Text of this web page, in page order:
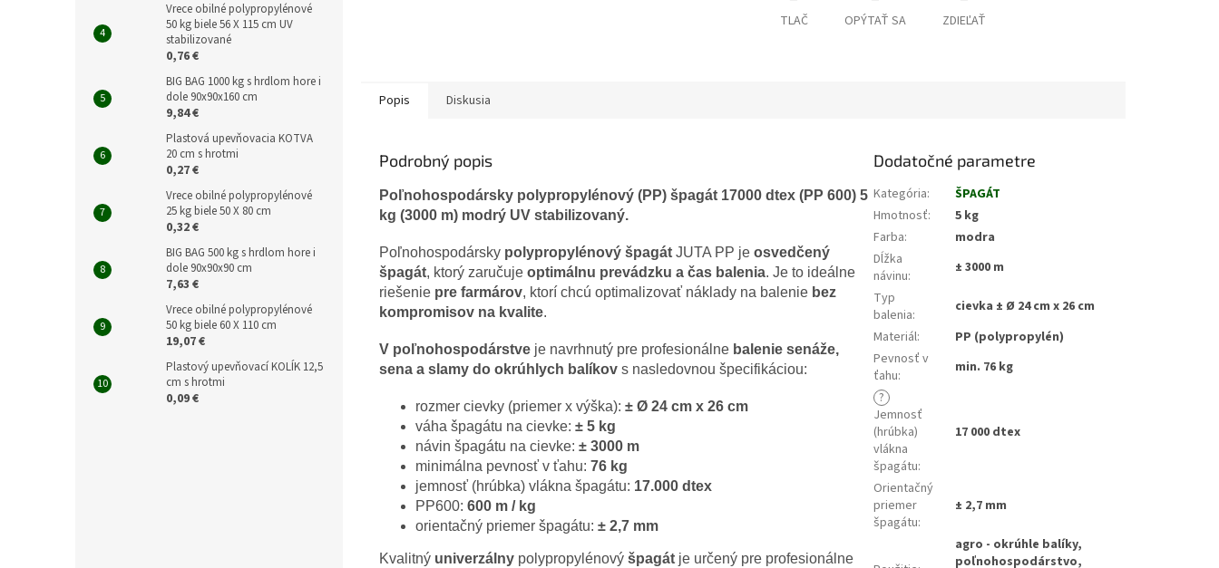
Vrece obilné polypropylénové
50 kg biele 56 X 115 cm UV
stabilizované
0,76 €
BIG BAG 1000 kg s hrdlom hore i
dole 90x90x160 cm
9,84 €
Plastová upevňovacia KOTVA
20 cm s hrotmi
0,27 €
Vrece obilné polypropylénové
25 kg biele 50 X 80 cm
0,32 €
BIG BAG 500 kg s hrdlom hore i
dole 90x90x90 cm
7,63 €
Vrece obilné polypropylénové
50 kg biele 60 X 110 cm
19,07 €
Plastový upevňovací KOLÍK 12,5
cm s hrotmi
0,09 €
TLAČ OPÝTAŤ SA ZDIEĽAŤ
Popis Diskusia
Podrobný popis
Poľnohospodársky polypropylénový (PP) špagát 17000 dtex (PP 600) 5
kg (3000 m) modrý UV stabilizovaný.
Poľnohospodársky polypropylénový špagát JUTA PP je osvedčený
špagát, ktorý zaručuje optimálnu prevádzku a čas balenia. Je to ideálne
riešenie pre farmárov, ktorí chcú optimalizovať náklady na balenie bez
kompromisov na kvalite.
V poľnohospodárstve je navrhnutý pre profesionálne balenie senáže,
sena a slamy do okrúhlych balíkov s nasledovnou špecifikáciou:
rozmer cievky (priemer x výška): ± Ø 24 cm x 26 cm
váha špagátu na cievke: ± 5 kg
návin špagátu na cievke: ± 3000 m
minimálna pevnosť v ťahu: 76 kg
jemnosť (hrúbka) vlákna špagátu: 17.000 dtex
PP600: 600 m / kg
orientačný priemer špagátu: ± 2,7 mm
Kvalitný univerzálny polypropylénový špagát je určený pre profesionálne
Dodatočné parametre
Kategória:
ŠPAGÁT
Hmotnosť:
5 kg
Farba:
modra
Dĺžka
návinu:
± 3000 m
Typ
balenia:
cievka ± Ø 24 cm x 26 cm
Materiál:
PP (polypropylén)
Pevnosť v
ťahu:
min. 76 kg
?
Jemnosť
(hrúbka)
vlákna
špagátu:
17 000 dtex
Orientačný
priemer
špagátu:
± 2,7 mm
agro - okrúhle balíky,
poľnohospodárstvo,